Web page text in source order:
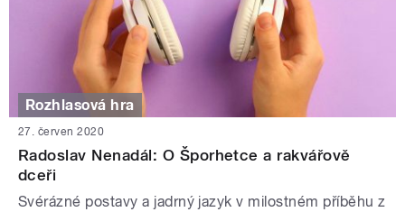
Rozhlasová hra
27. červen 2020
Radoslav Nenadál: O Šporhetce a rakvářově
dceři
Svérázné postavy a jadrný jazyk v milostném příběhu z